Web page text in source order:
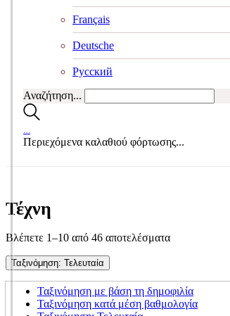
Français
Deutsche
Pусский
Αναζήτηση...
Περιεχόμενα καλαθιού φόρτωσης...
Τέχνη
Βλέπετε 1–10 από 46 αποτελέσματαSorted
Ταξινόμηση: Τελευταία
Ταξινόμηση με βάση τη δημοφιλία
Ταξινόμηση κατά μέση βαθμολογία